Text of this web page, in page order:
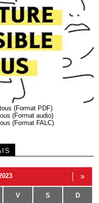
(Format PDF)
(Format audio)
(Format FALC)
»
V S D